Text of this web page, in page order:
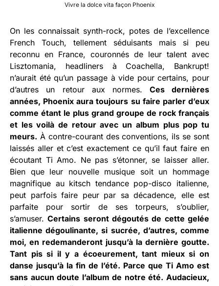
Vivre la dolce vita façon Phoenix
On les connaissait synth-rock, potes de l’excellence
French Touch, tellement séduisants mais si peu
reconnu en France, couronnés de leur talent avec
Lisztomania, headliners à Coachella, Bankrupt!
n’aurait été qu’un passage à vide pour certains, pour
d’autres un retour aux normes. Ces dernières
années, Phoenix aura toujours su faire parler d’eux
comme étant le plus grand groupe de rock français
et les voilà de retour avec un album plus pop tu
meurs. À contre-courant des conventions, ils se sont
laissés aller et c’est exactement ce qu’il faut faire en
écoutant Ti Amo. Ne pas s’étonner, se laisser aller.
Bien que leur nouvelle musique soit un hommage
magnifique au kitsch tendance pop-disco italienne,
peut parfois faire peur par sa décadence, elle est
parfaite pour sortir de ses torpeurs, s’oublier,
s’amuser.Certains seront dégoutés de cette gelée
italienne dégoulinante, si sucrée, d’autres, comme
moi, en redemanderont jusqu’à la dernière goutte.
Tant pis si il y a écoeurement, tant mieux si on
danse jusqu’à la fin de l’été. Parce que Ti Amo est
sans aucun doute l’album de notre été. Audacieux,